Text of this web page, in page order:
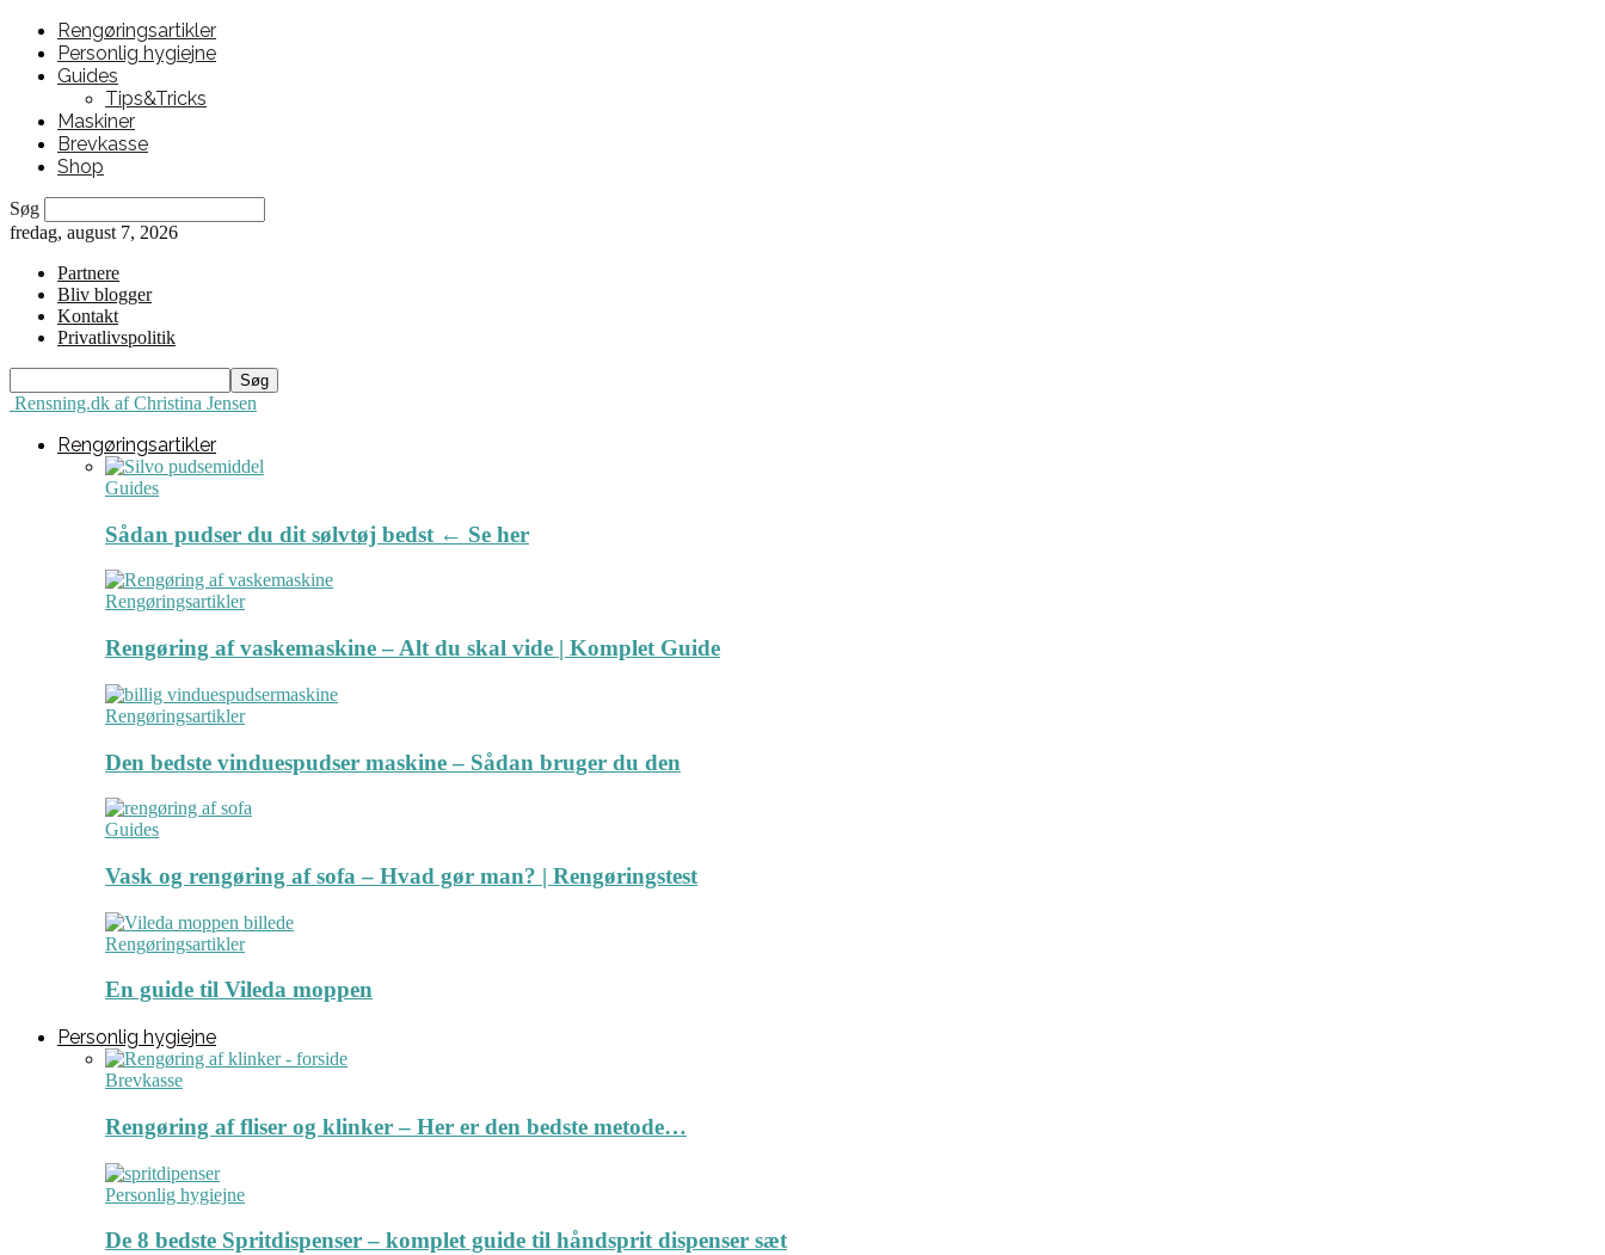
Rengøringsartikler
Personlig hygiejne
Guides
Tips&Tricks
Maskiner
Brevkasse
Shop
Søg
fredag, august 7, 2026
Partnere
Bliv blogger
Kontakt
Privatlivspolitik
Rensning.dk af Christina Jensen
Rengøringsartikler
Guides
Sådan pudser du dit sølvtøj bedst ← Se her
Rengøringsartikler
Rengøring af vaskemaskine – Alt du skal vide | Komplet Guide
Rengøringsartikler
Den bedste vinduespudser maskine – Sådan bruger du den
Guides
Vask og rengøring af sofa – Hvad gør man? | Rengøringstest
Rengøringsartikler
En guide til Vileda moppen
Personlig hygiejne
Brevkasse
Rengøring af fliser og klinker – Her er den bedste metode…
Personlig hygiejne
De 8 bedste Spritdispenser – komplet guide til håndsprit dispenser sæt